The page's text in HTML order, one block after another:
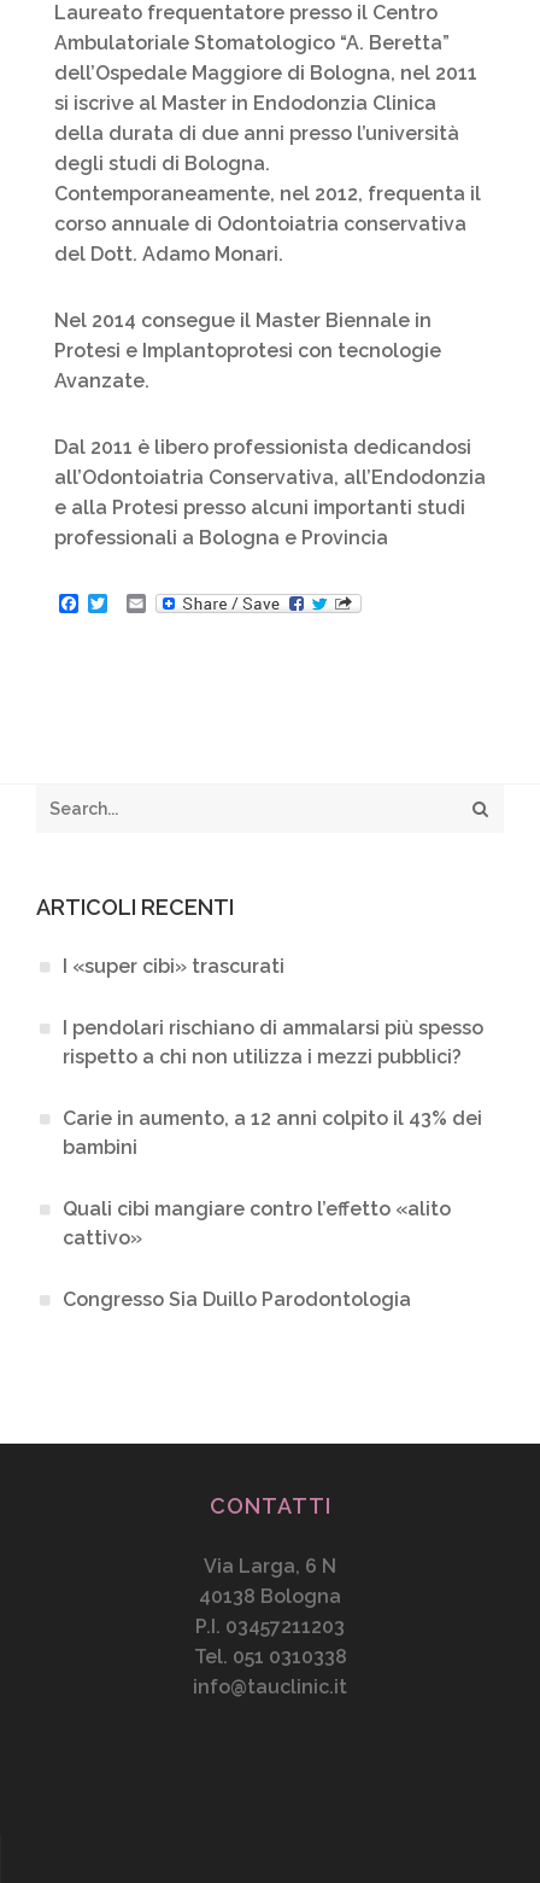
Laureato frequentatore presso il Centro
Ambulatoriale Stomatologico “A. Beretta”
dell’Ospedale Maggiore di Bologna, nel 2011
si iscrive al Master in Endodonzia Clinica
della durata di due anni presso l’università
degli studi di Bologna.
Contemporaneamente, nel 2012, frequenta il
corso annuale di Odontoiatria conservativa
del Dott. Adamo Monari.
Nel 2014 consegue il Master Biennale in
Protesi e Implantoprotesi con tecnologie
Avanzate.
Dal 2011 è libero professionista dedicandosi
all’Odontoiatria Conservativa, all’Endodonzia
e alla Protesi presso alcuni importanti studi
professionali a Bologna e Provincia
F
E
ARTICOLI RECENTI
I «super cibi» trascurati
I pendolari rischiano di ammalarsi più spesso
rispetto a chi non utilizza i mezzi pubblici?
Carie in aumento, a 12 anni colpito il 43% dei
bambini
Quali cibi mangiare contro l’effetto «alito
cattivo»
Congresso Sia Duillo Parodontologia
CONTATTI
Via Larga, 6 N
40138 Bologna
P.I. 03457211203
Tel. 051 0310338
info@tauclinic.it